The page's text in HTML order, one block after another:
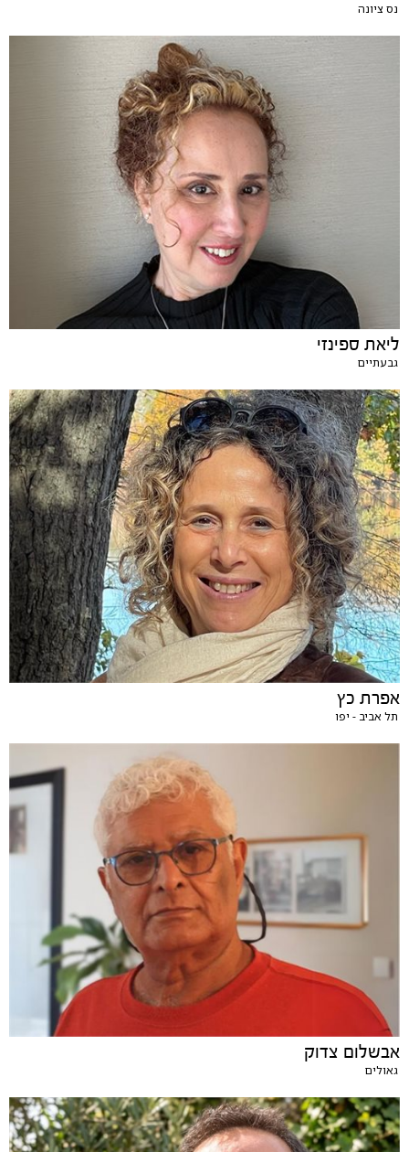
נס ציונה
ליאת ספינזי
גבעתיים
אפרת כץ
תל אביב - יפו
אבשלום צדוק
גאולים